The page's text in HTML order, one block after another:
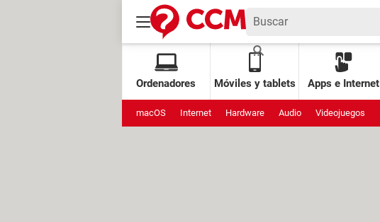
Ordenadores Móviles y tablets Apps e Internet
macOS Internet Hardware Audio Videojuegos